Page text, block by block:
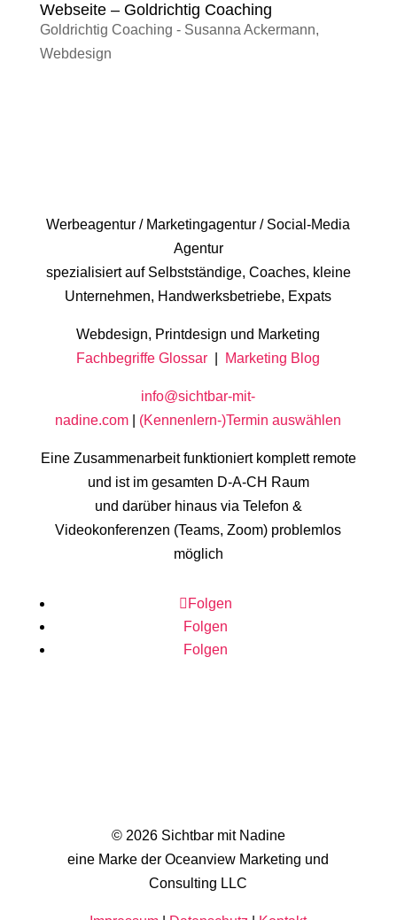
Webseite – Goldrichtig Coaching
Goldrichtig Coaching - Susanna Ackermann,
Webdesign
Werbeagentur / Marketingagentur / Social-Media
Agentur
spezialisiert auf Selbstständige, Coaches, kleine
Unternehmen, Handwerksbetriebe, Expats
Webdesign, Printdesign und Marketing
Fachbegriffe Glossar
Marketing Blog
info@sichtbar-mit-
nadine.com
(Kennenlern-)Termin auswählen
Eine Zusammenarbeit funktioniert komplett remote
und ist im gesamten D-A-CH Raum
und darüber hinaus via Telefon &
Videokonferenzen (Teams, Zoom) problemlos
möglich
Folgen
Folgen
Folgen
© 2026 Sichtbar mit Nadine
eine Marke der Oceanview Marketing und
Consulting LLC